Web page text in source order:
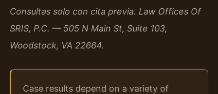
Consultas solo con cita previa. Law Offices Of
SRIS, P.C. — 505 N Main St, Suite 103,
Woodstock, VA 22664.
Case results depend on a variety of